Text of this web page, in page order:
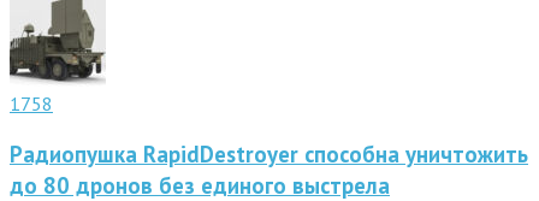
1758
Радиопушка RapidDestroyer способна уничтожить
до 80 дронов без единого выстрела